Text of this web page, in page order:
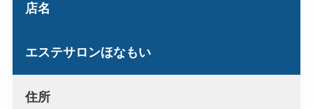
店名
エステサロンほなもい
住所